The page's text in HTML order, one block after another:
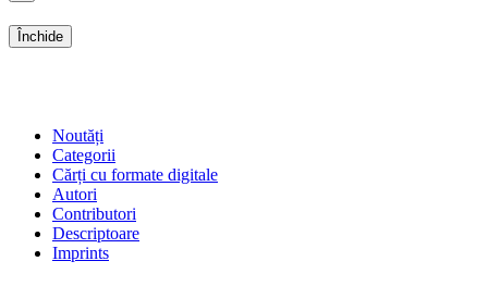
Închide
Noutăți
Categorii
Cărți cu formate digitale
Autori
Contributori
Descriptoare
Imprints